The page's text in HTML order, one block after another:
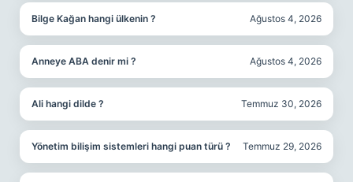
Bilge Kağan hangi ülkenin ? Ağustos 4, 2026
Anneye ABA denir mi ? Ağustos 4, 2026
Ali hangi dilde ? Temmuz 30, 2026
Yönetim bilişim sistemleri hangi puan türü ? Temmuz 29, 2026